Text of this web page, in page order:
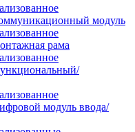
модуль
рама
модуль ввода/